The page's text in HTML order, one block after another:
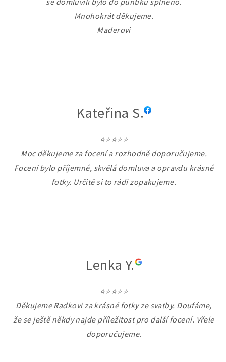
Mnohokrát děkujeme.
Maderovi
Kateřina S.
⭐⭐⭐⭐⭐
Moc děkujeme za focení a rozhodně doporučujeme.
Focení bylo příjemné, skvělá domluva a opravdu krásné
fotky. Určitě si to rádi zopakujeme.
Lenka Y.
⭐⭐⭐⭐⭐
Děkujeme Radkovi za krásné fotky ze svatby. Doufáme,
že se ještě někdy najde příležitost pro další focení. Vřele
doporučujeme.